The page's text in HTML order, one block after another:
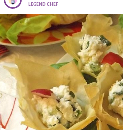
LEGEND CHEF